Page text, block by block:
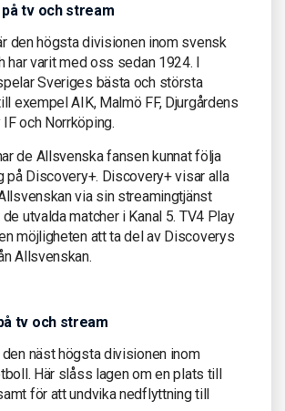
tv och stream
den högsta divisionen inom svensk
har varit med oss sedan 1924. I
Sveriges bästa och största
exempel AIK, Malmö FF, Djurgårdens
IF och Norrköping.
de Allsvenska fansen kunnat följa
på Discovery+. Discovery+ visar alla
via sin streamingtjänst
utvalda matcher i Kanal 5. TV4 Play
möjligheten att ta del av Discoverys
Allsvenskan.
tv och stream
näst högsta divisionen inom
Här slåss lagen om en plats till
för att undvika nedflyttning till